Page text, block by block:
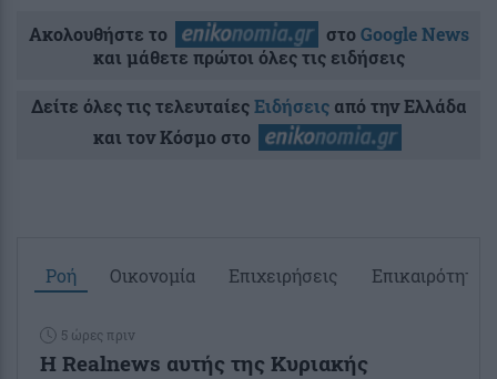
Ακολουθήστε το στοGoogle News
και μάθετε πρώτοι όλες τις ειδήσεις
Δείτε όλες τις τελευταίεςΕιδήσειςαπό την Ελλάδα
και τον Κόσμο στο
Ροή Οικονομία Επιχειρήσεις Επικαιρότητα
5 ώρες πριν
Η Realnews αυτής της Κυριακής